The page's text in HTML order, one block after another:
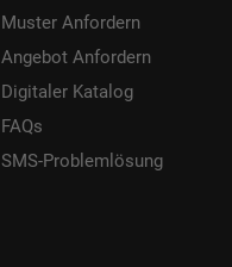
Muster Anfordern
Angebot Anfordern
Digitaler Katalog
FAQs
SMS-Problemlösung